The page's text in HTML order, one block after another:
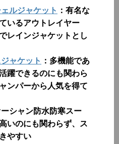
ルジャケット ：有名な
いるアウトレイヤー
レインジャケットとし
ャケット ：多機能であ
躍できるのにも関わら
ンパーから人気を得て
シャン防水防寒スー
いのにも関わらず、ス
やすい